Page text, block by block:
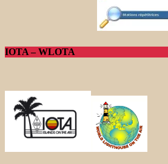
IOTA – WLOTA